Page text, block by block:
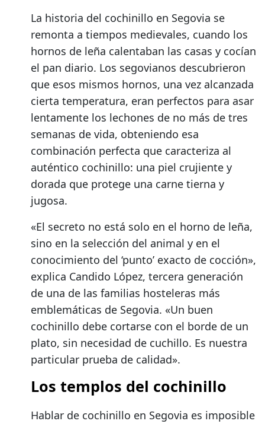
La historia del cochinillo en Segovia se
remonta a tiempos medievales, cuando los
hornos de leña calentaban las casas y cocían
el pan diario. Los segovianos descubrieron
que esos mismos hornos, una vez alcanzada
cierta temperatura, eran perfectos para asar
lentamente los lechones de no más de tres
semanas de vida, obteniendo esa
combinación perfecta que caracteriza al
auténtico cochinillo: una piel crujiente y
dorada que protege una carne tierna y
jugosa.
«El secreto no está solo en el horno de leña,
sino en la selección del animal y en el
conocimiento del ‘punto’ exacto de cocción»,
explica Candido López, tercera generación
de una de las familias hosteleras más
emblemáticas de Segovia. «Un buen
cochinillo debe cortarse con el borde de un
plato, sin necesidad de cuchillo. Es nuestra
particular prueba de calidad».
Los templos del cochinillo
Hablar de cochinillo en Segovia es imposible